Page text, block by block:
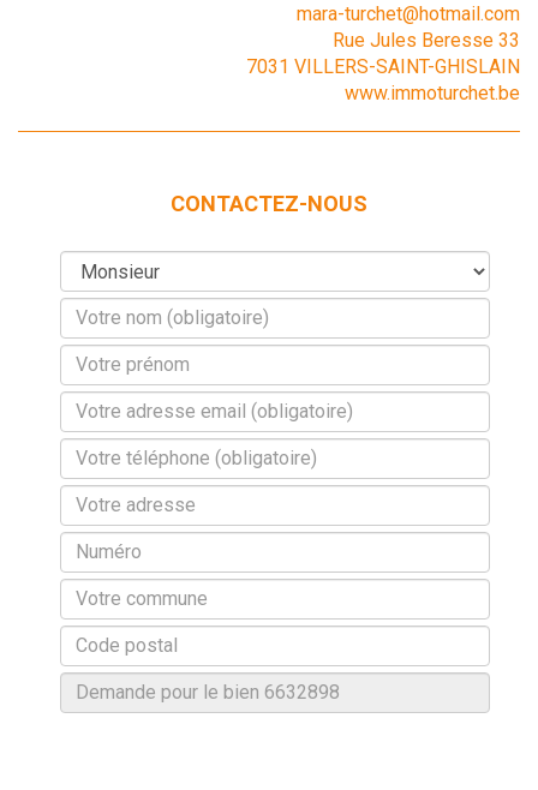
mara-turchet@hotmail.com
Rue Jules Beresse 33
7031 VILLERS-SAINT-GHISLAIN
www.immoturchet.be
CONTACTEZ-NOUS